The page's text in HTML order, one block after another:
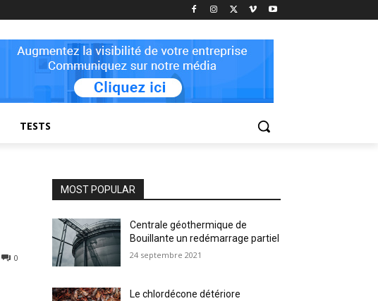
TESTS
0
MOST POPULAR
Centrale géothermique de
Bouillante un redémarrage partiel
24 septembre 2021
Le chlordécone détériore